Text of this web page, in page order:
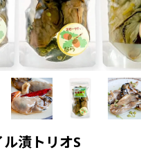
漬トリオS